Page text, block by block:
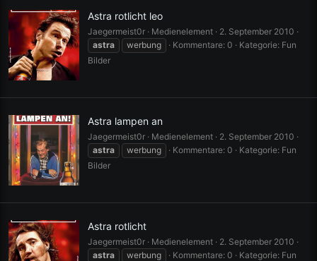
Astra rotlicht leo
Jaegermeist0r Medienelement
2. September 2010
astra
werbung Kommentare: 0
Kategorie: Fun
Bilder
Astra lampen an
Jaegermeist0r Medienelement
2. September 2010
astra
werbung Kommentare: 0
Kategorie: Fun
Bilder
Astra rotlicht
Jaegermeist0r Medienelement
2. September 2010
astra
werbung Kommentare: 0
Kategorie: Fun